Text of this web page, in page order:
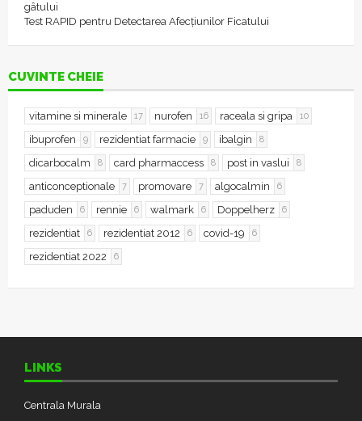
gâtului
Test RAPID pentru Detectarea Afecțiunilor Ficatului
CUVINTE CHEIE
vitamine si minerale 17 nurofen 16 raceala si gripa 10
ibuprofen 9 rezidentiat farmacie 9 ibalgin 8
dicarbocalm 8 card pharmaccess 8 post in vaslui 8
anticonceptionale 7 promovare 7 algocalmin 6
paduden 6 rennie 6 walmark 6 Doppelherz 6
rezidentiat 6 rezidentiat 2012 6 covid-19 6
rezidentiat 2022 6
LINKS
Centrala Murala